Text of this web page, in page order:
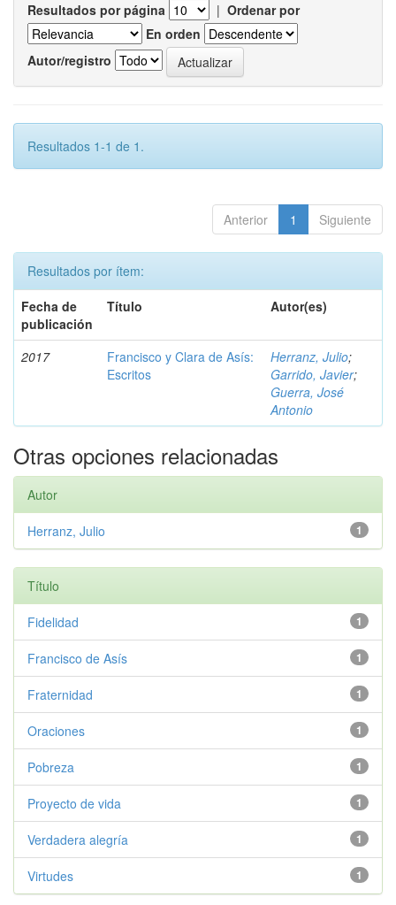
Resultados por página | Ordenar por
En orden
Autor/registro
Resultados 1-1 de 1.
Anterior 1 Siguiente
Resultados por ítem:
Fecha de
publicación
Título Autor(es)
2017
Francisco y Clara de Asís:
Escritos
Herranz, Julio;
Garrido, Javier;
Guerra, José
Antonio
Otras opciones relacionadas
Autor
1
Herranz, Julio
Título
1
Fidelidad
1
Francisco de Asís
1
Fraternidad
1
Oraciones
1
Pobreza
1
Proyecto de vida
1
Verdadera alegría
1
Virtudes